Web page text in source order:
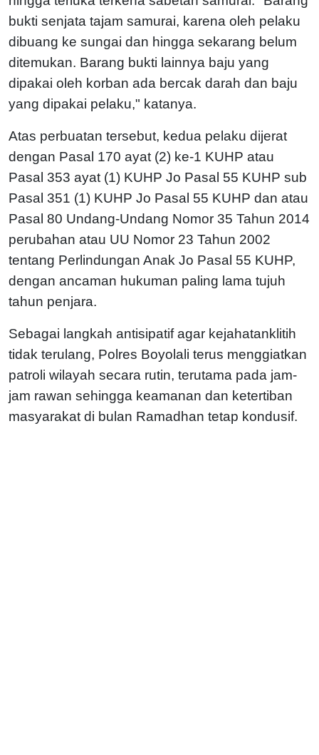
bukti senjata tajam samurai, karena oleh pelaku
dibuang ke sungai dan hingga sekarang belum
ditemukan. Barang bukti lainnya baju yang
dipakai oleh korban ada bercak darah dan baju
yang dipakai pelaku," katanya.
Atas perbuatan tersebut, kedua pelaku dijerat
dengan Pasal 170 ayat (2) ke-1 KUHP atau
Pasal 353 ayat (1) KUHP Jo Pasal 55 KUHP sub
Pasal 351 (1) KUHP Jo Pasal 55 KUHP dan atau
Pasal 80 Undang-Undang Nomor 35 Tahun 2014
perubahan atau UU Nomor 23 Tahun 2002
tentang Perlindungan Anak Jo Pasal 55 KUHP,
dengan ancaman hukuman paling lama tujuh
tahun penjara.
Sebagai langkah antisipatif agar kejahatanklitih
tidak terulang, Polres Boyolali terus menggiatkan
patroli wilayah secara rutin, terutama pada jam-
jam rawan sehingga keamanan dan ketertiban
masyarakat di bulan Ramadhan tetap kondusif.